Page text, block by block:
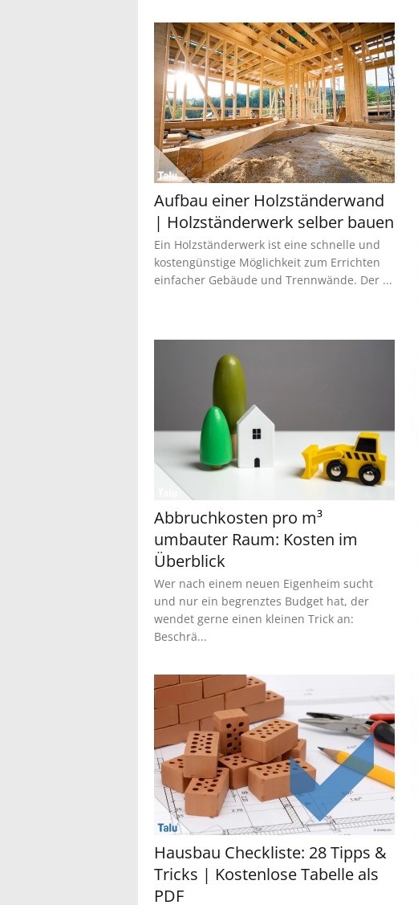
Aufbau einer Holzständerwand
| Holzständerwerk selber bauen
Ein Holzständerwerk ist eine schnelle und
kostengünstige Möglichkeit zum Errichten
einfacher Gebäude und Trennwände. Der ...
Abbruchkosten pro m³
umbauter Raum: Kosten im
Überblick
Wer nach einem neuen Eigenheim sucht
und nur ein begrenztes Budget hat, der
wendet gerne einen kleinen Trick an:
Beschrä...
Hausbau Checkliste: 28 Tipps &
Tricks | Kostenlose Tabelle als
PDF